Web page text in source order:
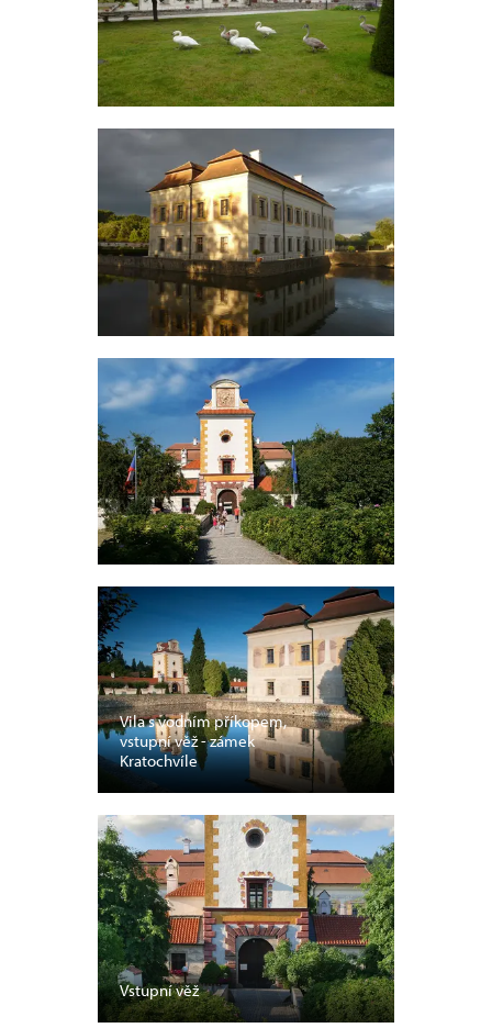
Vila s vodním příkopem,
vstupní věž - zámek
Kratochvíle
Vstupní věž